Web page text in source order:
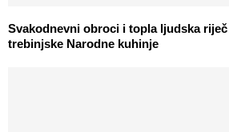
Svakodnevni obroci i topla ljudska
trebinjske Narodne kuhinje